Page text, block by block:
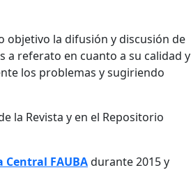
objetivo la difusión y discusión de
a referato en cuanto a su calidad y
los problemas y sugiriendo
la Revista y en el Repositorio
Central FAUBAdurante 2015 y